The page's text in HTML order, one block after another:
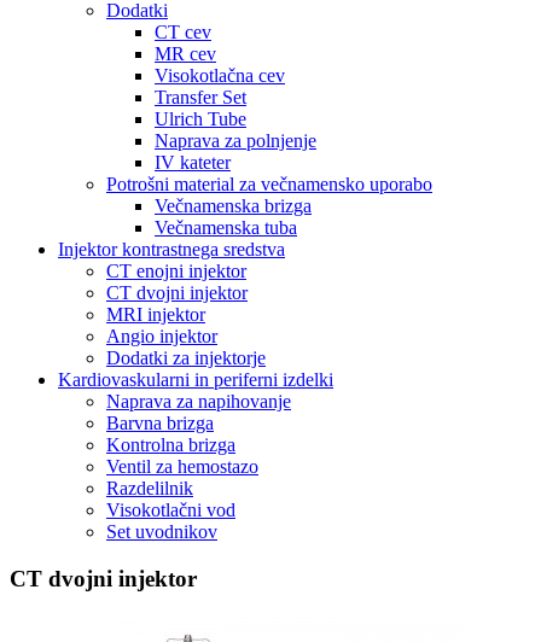
Dodatki
CT cev
MR cev
Visokotlačna cev
Transfer Set
Ulrich Tube
Naprava za polnjenje
IV kateter
Potrošni material za večnamensko uporabo
Večnamenska brizga
Večnamenska tuba
Injektor kontrastnega sredstva
CT enojni injektor
CT dvojni injektor
MRI injektor
Angio injektor
Dodatki za injektorje
Kardiovaskularni in periferni izdelki
Naprava za napihovanje
Barvna brizga
Kontrolna brizga
Ventil za hemostazo
Razdelilnik
Visokotlačni vod
Set uvodnikov
CT dvojni injektor